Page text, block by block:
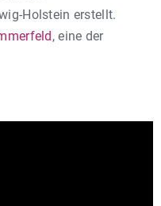
Holstein erstellt.
, eine der